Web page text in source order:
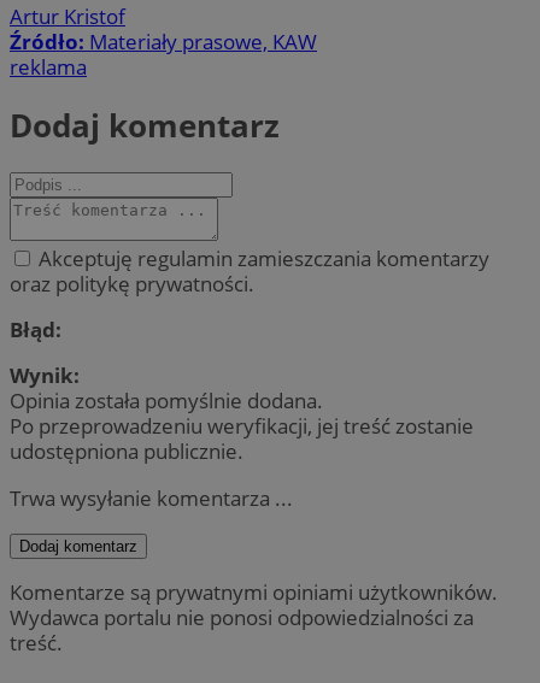
Artur Kristof
Źródło: Materiały prasowe, KAW
reklama
Dodaj komentarz
Akceptuję regulamin zamieszczania komentarzy
oraz politykę prywatności.
Błąd:
Wynik:
Opinia została pomyślnie dodana.
Po przeprowadzeniu weryfikacji, jej treść zostanie
udostępniona publicznie.
Trwa wysyłanie komentarza ...
Dodaj komentarz
Komentarze są prywatnymi opiniami użytkowników.
Wydawca portalu nie ponosi odpowiedzialności za
treść.